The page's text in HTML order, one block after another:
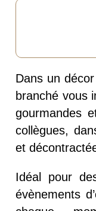
Dans un
branché vous
gourmandes
collègues,
et
Idéal pour
évènements